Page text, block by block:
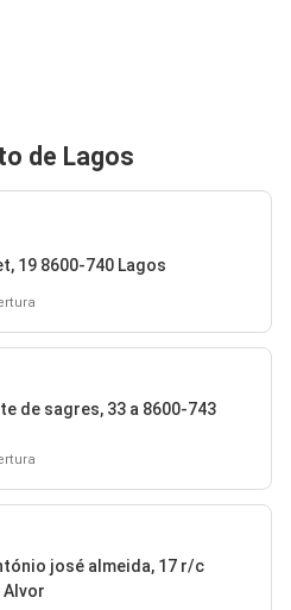
de Lagos
19 8600-740 Lagos
de sagres, 33 a 8600-743
josé almeida, 17 r/c
Alvor